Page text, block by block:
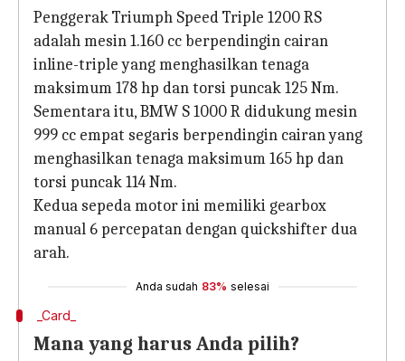
Penggerak Triumph Speed ​​Triple 1200 RS
adalah mesin 1.160 cc berpendingin cairan
inline-triple yang menghasilkan tenaga
maksimum 178 hp dan torsi puncak 125 Nm.
Sementara itu, BMW S 1000 R didukung mesin
999 cc empat segaris berpendingin cairan yang
menghasilkan tenaga maksimum 165 hp dan
torsi puncak 114 Nm.
Kedua sepeda motor ini memiliki gearbox
manual 6 percepatan dengan quickshifter dua
arah.
Anda sudah 83% selesai
_Card_
Mana yang harus Anda pilih?